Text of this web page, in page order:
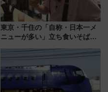
東京・千住の「自称・日本一メ
ニューが多い」立ち食いそば屋
地のふらっと立ち食いそば』
7/27夜10時～放送